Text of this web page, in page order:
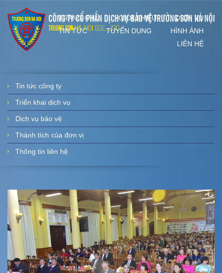
TRANG CHỦ GIỚI THIỆU
DỊCH VỤ
TIN TỨC
TUYỂN DỤNG
HÌNH ẢNH
LIÊN HỆ
Tin tức công ty
Triển khai dịch vụ
Dịch vụ bảo vệ
Thành tích của đơn vị
Thông tin liên hệ